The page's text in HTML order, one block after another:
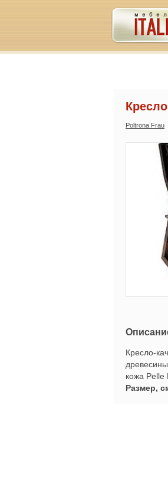
Poltrona Frau
Кресло-
кожа Pelle
Размер,